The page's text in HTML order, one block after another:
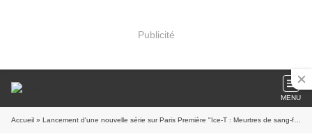
Publicité
MENU
Accueil » Lancement d'une nouvelle série sur Paris Première "Ice-T : Meurtres de sang-froid", dès le jeudi 7 mars à partir de 22h50